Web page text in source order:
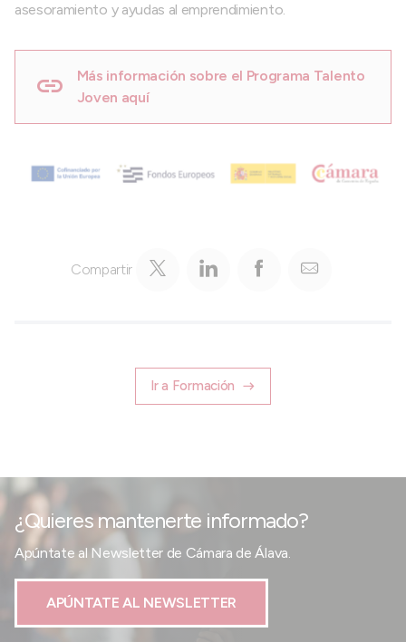
asesoramiento y ayudas al emprendimiento.
Más información sobre el Programa Talento
Joven aquí
Compartir
Ir a Formación
¿Quieres mantenerte informado?
Apúntate al Newsletter de Cámara de Álava.
APÚNTATE AL NEWSLETTER